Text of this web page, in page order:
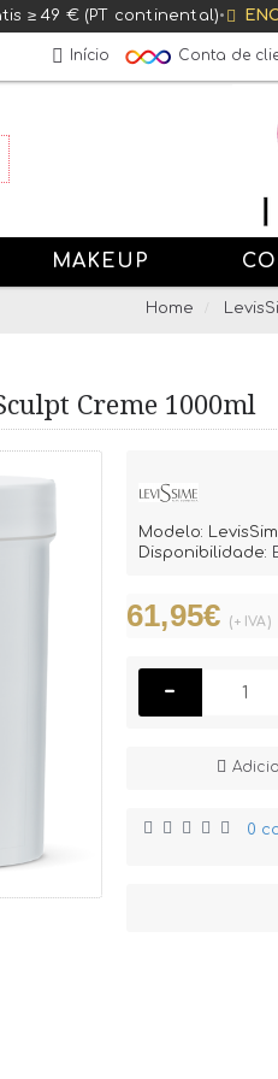
≥ 49 € (PT continental)•
Início Conta de
MAKEUP
Home
Creme 1000ml
Modelo:
Disponibilidade:
61,95€ (+ IVA)
-
0